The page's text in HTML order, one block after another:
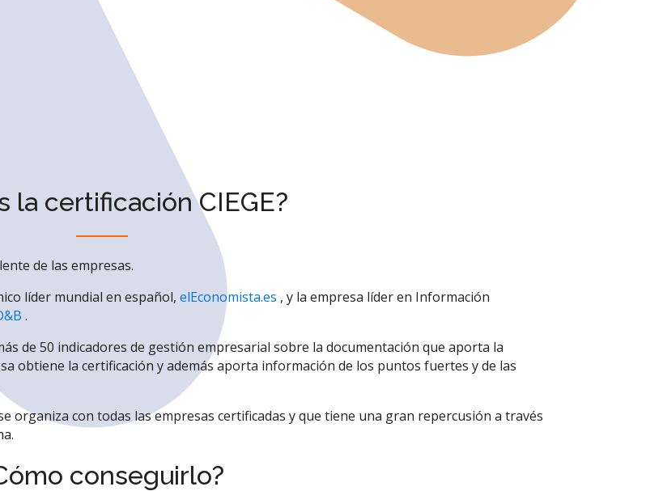
la certificación CIEGE?
de las empresas.
líder mundial en español, elEconomista.es , y la empresa líder en Información
.
de 50 indicadores de gestión empresarial sobre la documentación que aporta la
obtiene la certificación y además aporta información de los puntos fuertes y de las
organiza con todas las empresas certificadas y que tiene una gran repercusión a través
conseguirlo?